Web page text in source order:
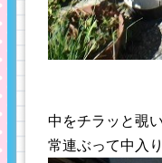
中をチラッと覗
常連ぶって中入り